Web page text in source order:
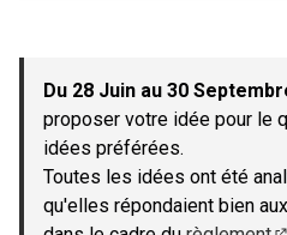
−
Du 28 Juin au 30
proposer votre idée pour le
idées préférées.
Toutes les idées ont été
qu'elles répondaient bien